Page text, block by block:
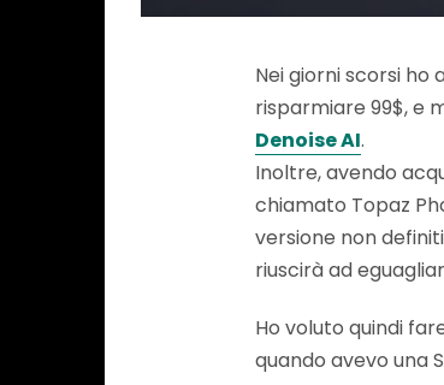
Nei giorni scorsi ho
risparmiare 99$, e
Denoise AI.
Inoltre, avendo
chiamato Topaz
versione non
riuscirà ad
Ho voluto quindi
quando avevo una